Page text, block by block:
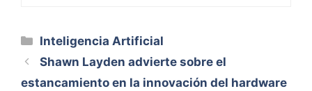
Categorías
Inteligencia Artificial
Shawn Layden advierte sobre el
estancamiento en la innovación del hardware